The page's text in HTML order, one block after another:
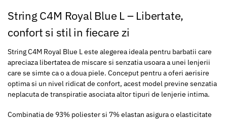
String C4M Royal Blue L – Libertate,
confort si stil in fiecare zi
String C4M Royal Blue L este alegerea ideala pentru barbatii care
apreciaza libertatea de miscare si senzatia usoara a unei lenjerii
care se simte ca o a doua piele. Conceput pentru a oferi aerisire
optima si un nivel ridicat de confort, acest model previne senzatia
neplacuta de transpiratie asociata altor tipuri de lenjerie intima.
Combinatia de 93% poliester si 7% elastan asigura o elasticitate